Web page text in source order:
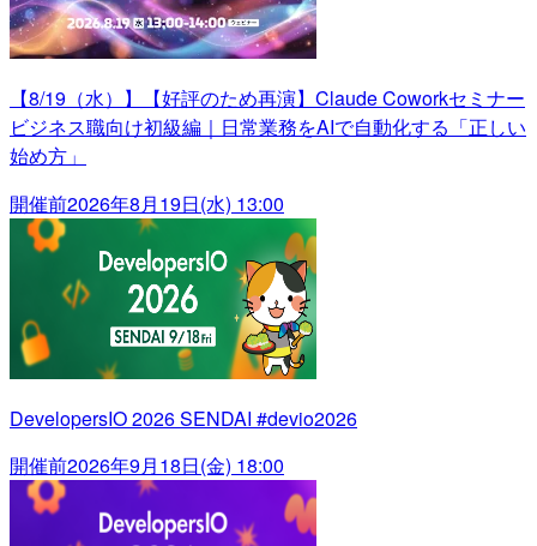
【8/19（水）】【好評のため再演】Claude Coworkセミナー
ビジネス職向け初級編｜日常業務をAIで自動化する「正しい
始め方」
開催前2026年8月19日(水) 13:00
DevelopersIO 2026 SENDAI #devio2026
開催前2026年9月18日(金) 18:00